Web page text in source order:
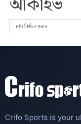
Crifo Sports is your